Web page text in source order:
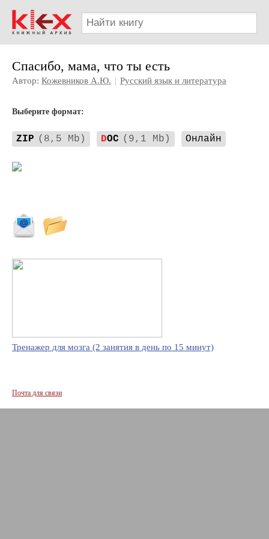
Спасибо, мама, что ты есть
Автор: Кожевников А.Ю. | Русский язык и литература
Выберите формат:
ZIP (8,5 Mb) DOC (9,1 Mb) Онлайн
Тренажер для мозга (2 занятия в день по 15 минут)
Почта для связи